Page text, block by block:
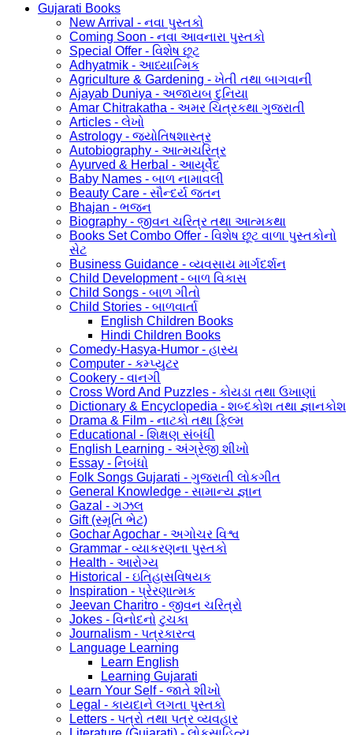
Gujarati Books
New Arrival - નવા પુસ્તકો
Coming Soon - નવા આવનારા પુસ્તકો
Special Offer - વિશેષ છૂટ
Adhyatmik - આધ્યાત્મિક
Agriculture & Gardening - ખેતી તથા બાગવાની
Ajayab Duniya - અજાયબ દુનિયા
Amar Chitrakatha - અમર ચિત્રકથા ગુજરાતી
Articles - લેખો
Astrology - જ્યોતિષશાસ્ત્ર
Autobiography - આત્મચરિત્ર
Ayurved & Herbal - આયૂર્વેદ
Baby Names - બાળ નામાવલી
Beauty Care - સૌન્દર્ય જતન
Bhajan - ભજન
Biography - જીવન ચરિત્ર તથા આત્મકથા
Books Set Combo Offer - વિશેષ છૂટ વાળા પુસ્તકોનો
સેટ
Business Guidance - વ્યવસાય માર્ગદર્શન
Child Development - બાળ વિકાસ
Child Songs - બાળ ગીતો
Child Stories - બાળવાર્તા
English Children Books
Hindi Children Books
Comedy-Hasya-Humor - હાસ્ય
Computer - કમ્પ્યુટર
Cookery - વાનગી
Cross Word And Puzzles - કોયડા તથા ઉખાણાં
Dictionary & Encyclopedia - શબ્દકોશ તથા જ્ઞાનકોશ
Drama & Film - નાટકો તથા ફિલ્મ
Educational - શિક્ષણ સંબંધી
English Learning - અંગ્રેજી શીખો
Essay - નિબંધો
Folk Songs Gujarati - ગુજરાતી લોકગીત
General Knowledge - સામાન્ય જ્ઞાન
Gazal - ગઝલ
Gift (સ્મૃતિ ભેટ)
Gochar Agochar - અગોચર વિશ્વ
Grammar - વ્યાકરણના પુસ્તકો
Health - આરોગ્ય
Historical - ઇતિહાસવિષયક
Inspiration - પ્રેરણાત્મક
Jeevan Charitro - જીવન ચરિત્રો
Jokes - વિનોદનો ટુચકા
Journalism - પત્રકારત્વ
Language Learning
Learn English
Learning Gujarati
Learn Your Self - જાતે શીખો
Legal - કાયદાને લગતા પુસ્તકો
Letters - પત્રો તથા પત્ર વ્યવહાર